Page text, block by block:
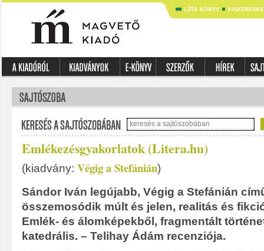
LÍRA KÖNYV
Emlékezésgyakorlatok (Litera.hu)
(kiadvány: Végig a Stefánián)
Sándor Iván legújabb, Végig a Stefánián
összemosódik múlt és jelen, realitás és
Emlék- és álomképekből, fragmentált
katedrális. – Telihay Ádám recenziója.